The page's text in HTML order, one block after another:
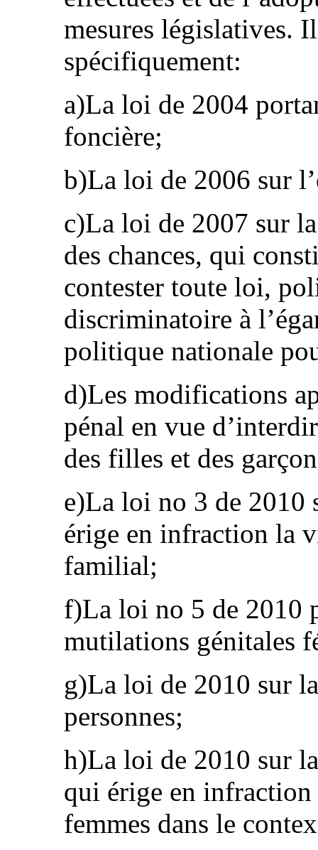
mesures législatives.
spécifiquement:
a)La loi de 2004
foncière;
b)La loi de 2006 sur
c)La loi de 2007 sur
des chances, qui
contester toute loi,
discriminatoire à
politique nationale
d)Les modifications
pénal en vue
des filles et des
e)La loi no 3 de 2010
érige en infraction la
familial;
f)La loi no 5 de 2010
mutilations génitales
g)La loi de 2010 sur
personnes;
h)La loi de 2010 sur
qui érige en
femmes dans le